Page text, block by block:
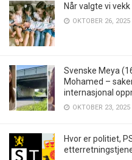
Når valgte vi
OKTOBER 26, 2025
Svenske Meya
Mohamed –
internasjonal
OKTOBER 23, 2025
Hvor er politiet,